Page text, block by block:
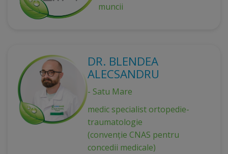
muncii
DR. BLENDEA
ALECSANDRU
- Satu Mare
medic specialist ortopedie-
traumatologie
(convenție CNAS pentru
concedii medicale)